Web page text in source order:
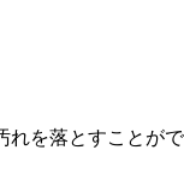
れを落とすことが